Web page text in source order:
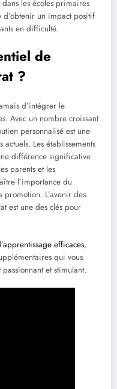
dans les écoles primaires
d’obtenir un impact positif
en difficulté.
de
?
d’intégrer le
Avec un nombre croissant
personnalisé est une
Les établissements
différence significative
parents et les
l’importance du
L’avenir des
est une des clés pour
efficaces,
qui vous
et stimulant.